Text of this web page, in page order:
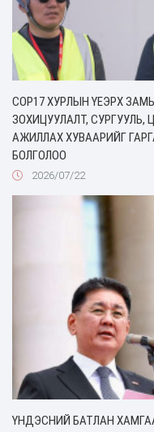
COP17 ХУРЛЫН ҮЕЭРХ
ЗОХИЦУУЛАЛТ,
АЖИЛЛАХ ХУВААРИЙГ
БОЛГОЛОО
2026/07/22
ҮНДЭСНИЙ БАТЛАН